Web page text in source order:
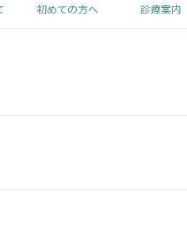
初めての方へ 診療案内